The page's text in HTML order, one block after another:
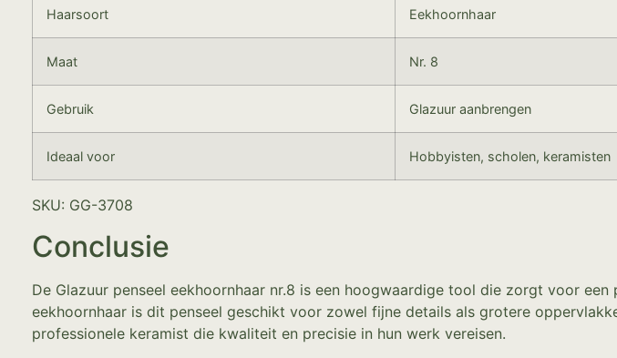
Haarsoort Eekhoornhaar
Maat Nr. 8
Gebruik Glazuur aanbrengen
Ideaal voor Hobbyisten, scholen, keramisten
SKU: GG-3708
Conclusie
De Glazuur penseel eekhoornhaar nr.8 is een hoogwaardige tool die zorgt voor
eekhoornhaar is dit penseel geschikt voor zowel fijne details als grotere
professionele keramist die kwaliteit en precisie in hun werk vereisen.